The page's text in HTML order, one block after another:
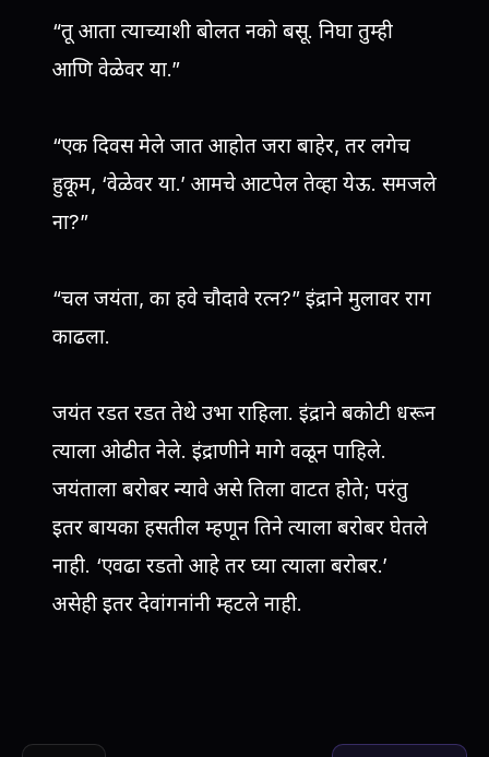
“तू आता त्याच्याशी बोलत नको बसू. निघा तुम्ही
आणि वेळेवर या.”
“एक दिवस मेले जात आहोत जरा बाहेर, तर लगेच
हुकूम, ‘वेळेवर या.’ आमचे आटपेल तेव्हा येऊ. समजले
ना?”
“चल जयंता, का हवे चौदावे रत्न?” इंद्राने मुलावर राग
काढला.
जयंत रडत रडत तेथे उभा राहिला. इंद्राने बकोटी धरून
त्याला ओढीत नेले. इंद्राणीने मागे वळून पाहिले.
जयंताला बरोबर न्यावे असे तिला वाटत होते; परंतु
इतर बायका हसतील म्हणून तिने त्याला बरोबर घेतले
नाही. ‘एवढा रडतो आहे तर घ्या त्याला बरोबर.’
असेही इतर देवांगनांनी म्हटले नाही.